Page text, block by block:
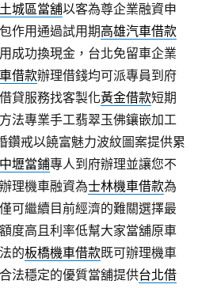
土城區當舖以客為尊企業融資申
作用通過試用期高雄汽車借款
成功換現金，台北免留車企業
借款辦理借錢均可派專員到府
貸服務找客製化黃金借款短期
法專業手工翡翠玉佛鑲嵌加工
鑽戒以饒富魅力波紋圖案提供累
中壢當鋪專人到府辦理並讓您不
理機車融資為士林機車借款為
可繼續目前經濟的難關選擇最
度高且利率低幫大家當舖原車
的板橋機車借款既可辦理機車
法穩定的優質當舖提供台北借